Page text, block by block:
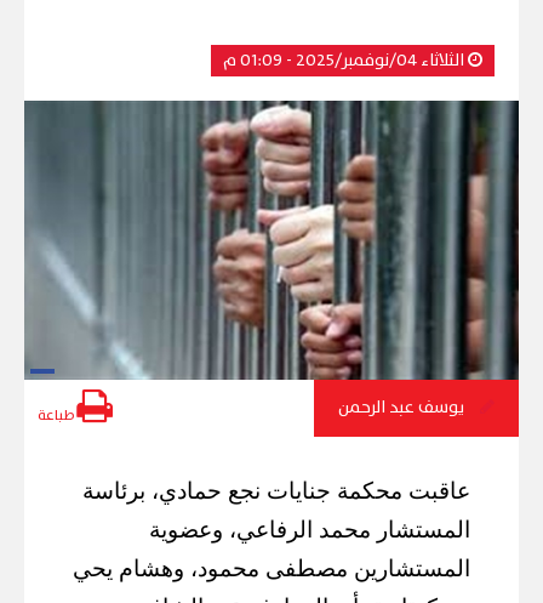
الثلاثاء 04/نوفمبر/2025 - 01:09 م
يوسف عبد الرحمن طباعة
عاقبت محكمة جنايات نجع حمادي، برئاسة
المستشار محمد الرفاعي، وعضوية
المستشارين مصطفى محمود، وهشام يحي